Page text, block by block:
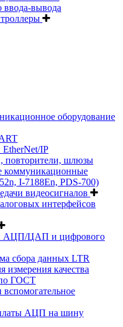
ввода-вывода
оборудование
EtherNet/IP
повторители, шлюзы
коммуникационные
I-7188En, PDS-700)
видеосигналов
интерфейсов
АЦП/ЦАП и цифрового
сбора данных LTR
измерения качества
по ГОСТ
АЦП на шину